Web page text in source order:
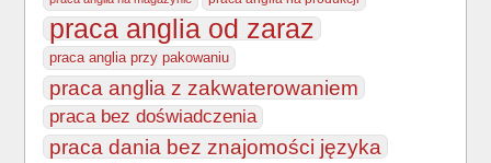
praca anglia od zaraz
praca anglia przy pakowaniu
praca anglia z zakwaterowaniem
praca bez doświadczenia
praca dania bez znajomości języka